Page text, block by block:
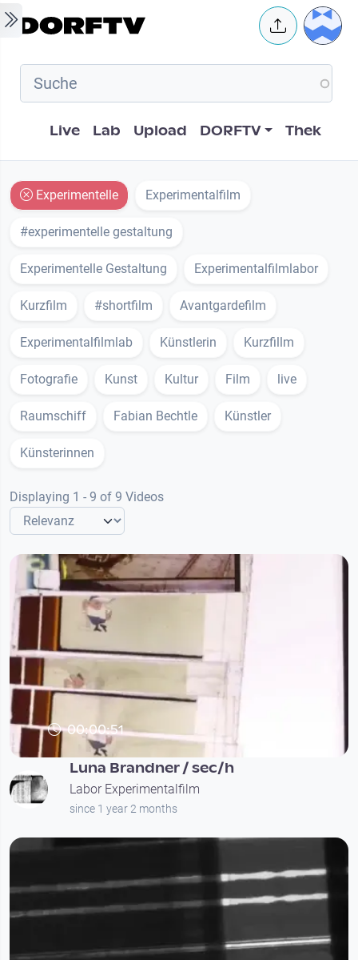
Skip to main content User
Hauptnavigation
Live Lab Upload DORFTV Thek
Experimentelle Experimentalfilm
#experimentelle gestaltung
Experimentelle Gestaltung Experimentalfilmlabor
Kurzfilm #shortfilm Avantgardefilm
Experimentalfilmlab Künstlerin Kurzfillm
Fotografie Kunst Kultur Film live
Raumschiff Fabian Bechtle Künstler
Künsterinnen
Displaying 1 - 9 of 9 Videos
00:00:51
Luna Brandner / sec/h
Labor Experimentalfilm
since 1 year 2 months